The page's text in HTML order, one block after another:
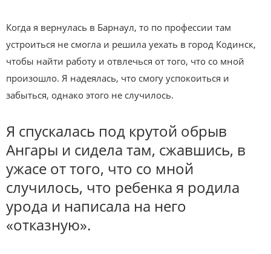
Когда я вернулась в Барнаул, то по профессии там
устроиться не смогла и решила уехать в город Кодинск,
чтобы найти работу и отвлечься от того, что со мной
произошло. Я надеялась, что смогу успокоиться и
забыться, однако этого не случилось.
Я спускалась под крутой обрыв
Ангары и сидела там, сжавшись, в
ужасе от того, что со мной
случилось, что ребенка я родила
урода и написала на него
«отказную».